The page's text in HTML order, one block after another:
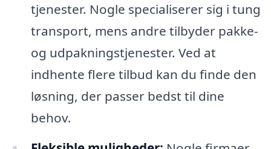
tjenester. Nogle specialiserer sig i tung
transport, mens andre tilbyder pakke-
og udpakningstjenester. Ved at
indhente flere tilbud kan du finde den
løsning, der passer bedst til dine
behov.